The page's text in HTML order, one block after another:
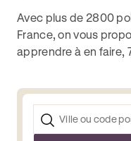
Avec plus de 2800
France, on vous
apprendre à en faire,